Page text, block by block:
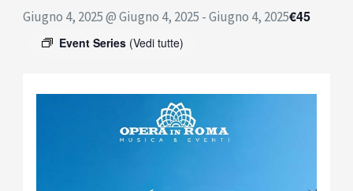
Giugno 4, 2025 @ Giugno 4, 2025 -Giugno 4, 2025
Event Series (Vedi tutte)
€45